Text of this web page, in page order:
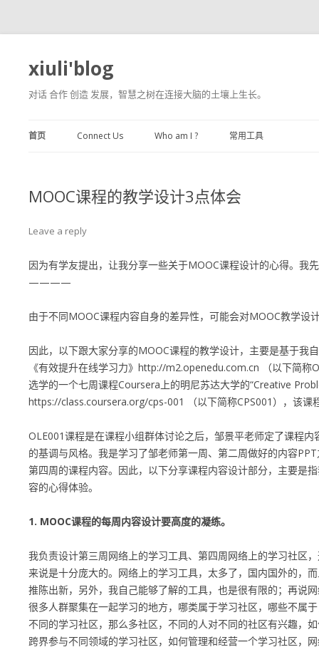
xiuli'blog
对话 合作 创造 发展，智慧之树在连接大脑的土壤上生长。
首页 Connect Us Who am I ? 常用工具
MOOC课程的教学设计3点体会
Leave a reply
因为有学友提出，让我分享一些关于MOOC课程设计的心得。我
————
由于不同MOOC课程内容自身的差异性，可能会对MOOC教学设
因此，以下跟大家分享的MOOC课程的教学设计，主要是基于我
《有效提升在线学习力》 http://m2.openedu.com.cn （以下简称
选学的一个七周课程Coursera上的明尼苏达大学的“Creative
https://class.coursera.org/cps-001
（以下简称CPS001），该
OLE001课程是在课程小组群体讨论之后，邹景平老师定了课程
的基调与风格。我是学习了邹老师第一周、第二周做好的内容
第四周的课程内容。因此，以下分享课程内容设计部分，主要是
容的心得体验。
1. MOOC课程的每周内容设计要高度的凝练。
我负责设计第三周网络上的学习工具、第四周网络上的学习社区
来说是十分庞大的。网络上的学习工具，太多了，国内国外的，
推陈出新，另外，我自己能够了解的工具，也是很有限的；再说
很多人群聚集在一起学习的地方，哪类属于学习社区，哪些不属
不同的学习社区，那么多社区，不同的人对不同的社区有兴趣，
跨界参与不同领域的学习社区，如何管理和经营一个学习社区，